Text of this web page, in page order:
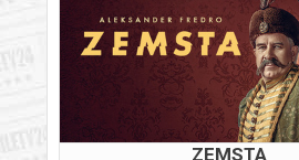
ZEMSTA